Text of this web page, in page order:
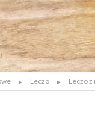
Leczo Leczo